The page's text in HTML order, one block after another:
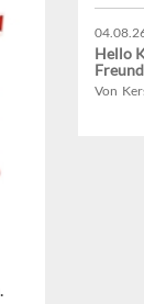
.
Hello
Von